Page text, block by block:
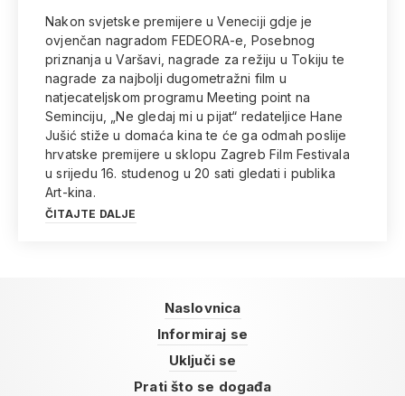
Nakon svjetske premijere u Veneciji gdje je
ovjenčan nagradom FEDEORA-e, Posebnog
priznanja u Varšavi, nagrade za režiju u Tokiju te
nagrade za najbolji dugometražni film u
natjecateljskom programu Meeting point na
Seminciju, „Ne gledaj mi u pijat“ redateljice Hane
Jušić stiže u domaća kina te će ga odmah poslije
hrvatske premijere u sklopu Zagreb Film Festivala
u srijedu 16. studenog u 20 sati gledati i publika
Art-kina.
ČITAJTE DALJE
Naslovnica
Informiraj se
Uključi se
Prati što se događa